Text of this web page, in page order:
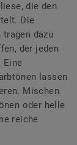
die den
Die
dazu
der jeden
Eine
lassen
Mischen
oder helle
reiche